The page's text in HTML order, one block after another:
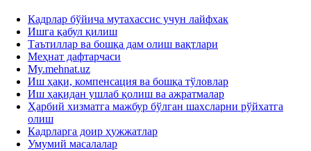
Кадрлар бўйича мутахассис учун лайфхак
Ишга қабул қилиш
Таътиллар ва бошқа дам олиш вақтлари
Меҳнат дафтарчаси
My.mehnat.uz
Иш ҳақи, компенсация ва бошқа тўловлар
Иш ҳақидан ушлаб қолиш ва ажратмалар
Ҳарбий хизматга мажбур бўлган шахсларни рўйхатга
олиш
Кадрларга доир ҳужжатлар
Умумий масалалар